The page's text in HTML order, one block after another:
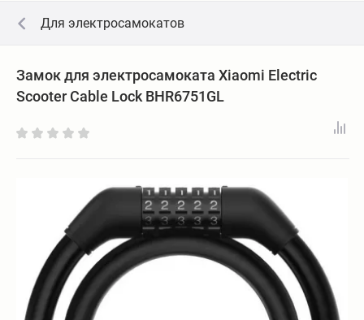
Для электросамокатов
Замок для электросамоката Xiaomi Electric
Scooter Cable Lock BHR6751GL